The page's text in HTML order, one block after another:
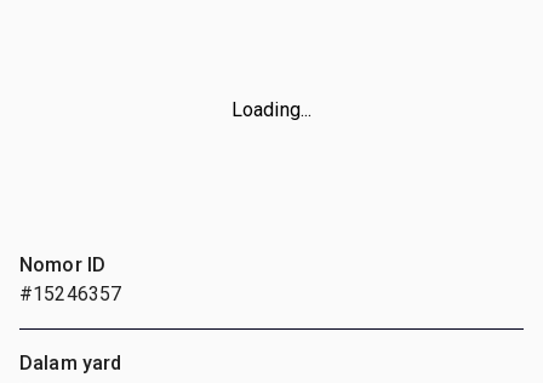
Loading...
Nomor ID
#15246357
Dalam yard